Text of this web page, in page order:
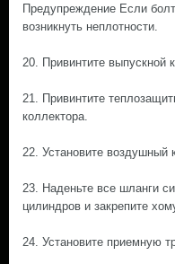
Предупреждение Если
возникнуть неплотности.
20. Привинтите выпускной
21. Привинтите
коллектора.
22. Установите воздушный
23. Наденьте все шланги
цилиндров и закрепите
24. Установите приемную